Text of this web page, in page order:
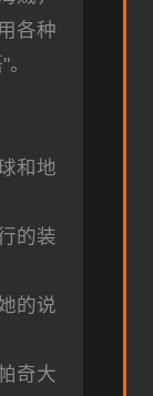
各种
和地
的装
的说
奇大